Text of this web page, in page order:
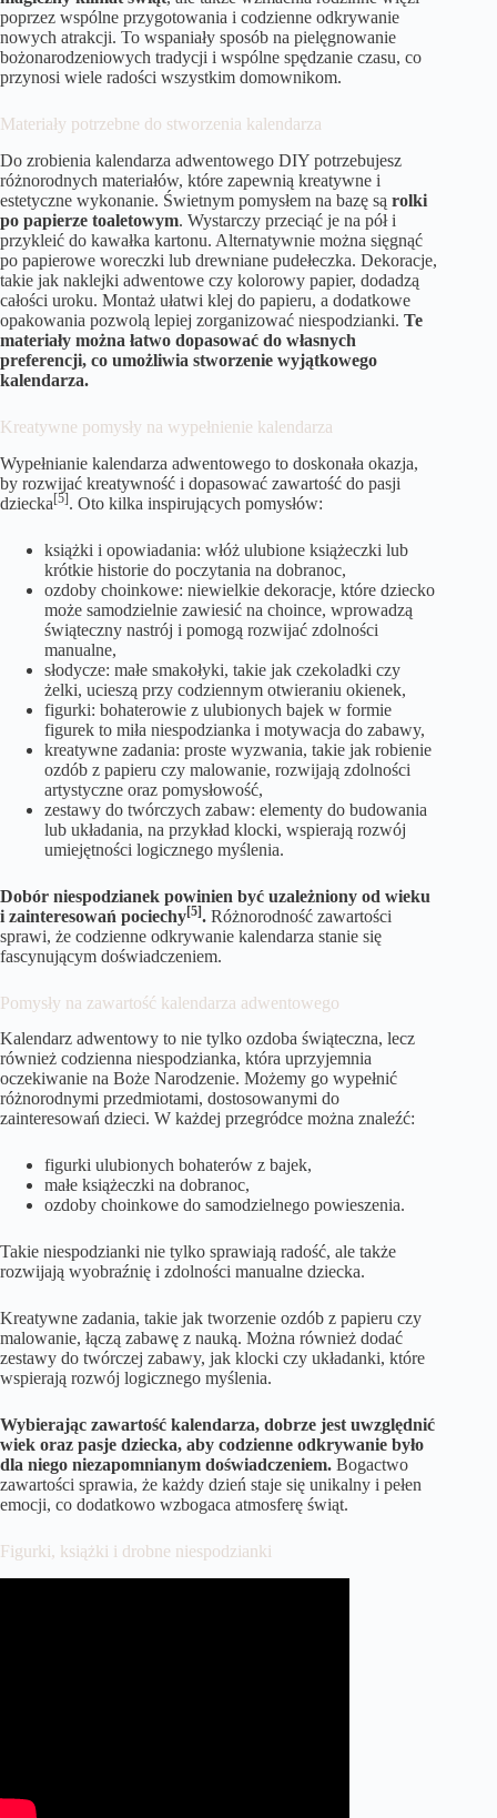
poprzez wspólne przygotowania i codzienne odkrywanie
nowych atrakcji. To wspaniały sposób na pielęgnowanie
bożonarodzeniowych tradycji i wspólne spędzanie czasu, co
przynosi wiele radości wszystkim domownikom.
Materiały potrzebne do stworzenia kalendarza
Do zrobienia kalendarza adwentowego DIY potrzebujesz
różnorodnych materiałów, które zapewnią kreatywne i
estetyczne wykonanie. Świetnym pomysłem na bazę są rolki
po papierze toaletowym. Wystarczy przeciąć je na pół i
przykleić do kawałka kartonu. Alternatywnie można sięgnąć
po papierowe woreczki lub drewniane pudełeczka. Dekoracje,
takie jak naklejki adwentowe czy kolorowy papier, dodadzą
całości uroku. Montaż ułatwi klej do papieru, a dodatkowe
opakowania pozwolą lepiej zorganizować niespodzianki. Te
materiały można łatwo dopasować do własnych
preferencji, co umożliwia stworzenie wyjątkowego
kalendarza.
Kreatywne pomysły na wypełnienie kalendarza
Wypełnianie kalendarza adwentowego to doskonała okazja,
by rozwijać kreatywność i dopasować zawartość do pasji
dziecka[5]. Oto kilka inspirujących pomysłów:
książki i opowiadania: włóż ulubione książeczki lub
krótkie historie do poczytania na dobranoc,
ozdoby choinkowe: niewielkie dekoracje, które dziecko
może samodzielnie zawiesić na choince, wprowadzą
świąteczny nastrój i pomogą rozwijać zdolności
manualne,
słodycze: małe smakołyki, takie jak czekoladki czy
żelki, ucieszą przy codziennym otwieraniu okienek,
figurki: bohaterowie z ulubionych bajek w formie
figurek to miła niespodzianka i motywacja do zabawy,
kreatywne zadania: proste wyzwania, takie jak robienie
ozdób z papieru czy malowanie, rozwijają zdolności
artystyczne oraz pomysłowość,
zestawy do twórczych zabaw: elementy do budowania
lub układania, na przykład klocki, wspierają rozwój
umiejętności logicznego myślenia.
Dobór niespodzianek powinien być uzależniony od wieku
i zainteresowań pociechy[5]. Różnorodność zawartości
sprawi, że codzienne odkrywanie kalendarza stanie się
fascynującym doświadczeniem.
Pomysły na zawartość kalendarza adwentowego
Kalendarz adwentowy to nie tylko ozdoba świąteczna, lecz
również codzienna niespodzianka, która uprzyjemnia
oczekiwanie na Boże Narodzenie. Możemy go wypełnić
różnorodnymi przedmiotami, dostosowanymi do
zainteresowań dzieci. W każdej przegródce można znaleźć:
figurki ulubionych bohaterów z bajek,
małe książeczki na dobranoc,
ozdoby choinkowe do samodzielnego powieszenia.
Takie niespodzianki nie tylko sprawiają radość, ale także
rozwijają wyobraźnię i zdolności manualne dziecka.
Kreatywne zadania, takie jak tworzenie ozdób z papieru czy
malowanie, łączą zabawę z nauką. Można również dodać
zestawy do twórczej zabawy, jak klocki czy układanki, które
wspierają rozwój logicznego myślenia.
Wybierając zawartość kalendarza, dobrze jest uwzględnić
wiek oraz pasje dziecka, aby codzienne odkrywanie było
dla niego niezapomnianym doświadczeniem. Bogactwo
zawartości sprawia, że każdy dzień staje się unikalny i pełen
emocji, co dodatkowo wzbogaca atmosferę świąt.
Figurki, książki i drobne niespodzianki